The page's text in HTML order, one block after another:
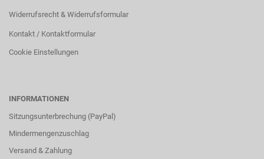
Widerrufsrecht & Widerrufsformular
Kontakt / Kontaktformular
Cookie Einstellungen
INFORMATIONEN
Sitzungsunterbrechung (PayPal)
Mindermengenzuschlag
Versand & Zahlung